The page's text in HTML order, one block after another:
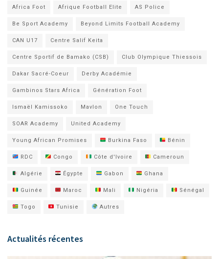
Africa Foot Afrique Football Elite AS Police
Be Sport Academy Beyond Limits Football Academy
CAN U17 Centre Salif Keita
Centre Sportif de Bamako (CSB) Club Olympique Thiessois
Dakar Sacré-Coeur Derby Académie
Gambinos Stars Africa Génération Foot
Ismaël Kamissoko Mavlon One Touch
SOAR Academy United Academy
Young African Promises Burkina Faso Bénin
RDC Congo Côte d'Ivoire Cameroun
Algérie Égypte Gabon Ghana
Guinée Maroc Mali Nigéria Sénégal
Togo Tunisie Autres
Actualités récentes